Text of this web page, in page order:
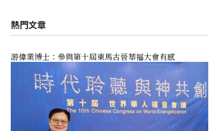
熱門文章
游偉業博士：參與第十屆東馬古晉華福大會有感